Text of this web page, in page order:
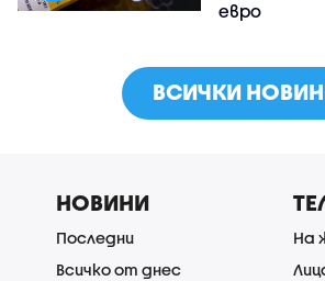
евро
ВСИЧКИ
НОВИНИ
Последни
Всичко от днес
На